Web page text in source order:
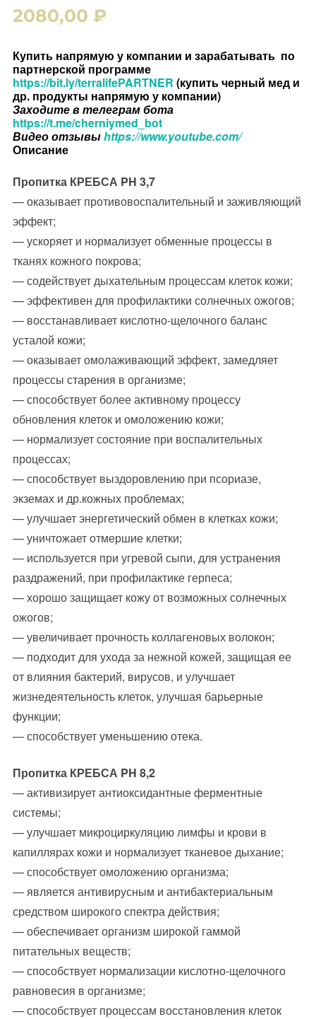
2080,00 ₽
Купить напрямую у компании и зарабатывать по
партнерской программе
https://bit.ly/terralifePARTNER (купить черный мед и
др. продукты напрямую у компании)
Заходите в телеграм бота
https://t.me/cherniymed_bot
Видео отзывыhttps://www.youtube.com/
Описание
Пропитка КРЕБСА PH 3,7
— оказывает противовоспалительный и заживляющий
эффект;
— ускоряет и нормализует обменные процессы в
тканях кожного покрова;
— содействует дыхательным процессам клеток кожи;
— эффективен для профилактики солнечных ожогов;
— восстанавливает кислотно-щелочного баланс
усталой кожи;
— оказывает омолаживающий эффект, замедляет
процессы старения в организме;
— способствует более активному процессу
обновления клеток и омоложению кожи;
— нормализует состояние при воспалительных
процессах;
— способствует выздоровлению при псориазе,
экземах и др.кожных проблемах;
— улучшает энергетический обмен в клетках кожи;
— уничтожает отмершие клетки;
— используется при угревой сыпи, для устранения
раздражений, при профилактике герпеса;
— хорошо защищает кожу от возможных солнечных
ожогов;
— увеличивает прочность коллагеновых волокон;
— подходит для ухода за нежной кожей, защищая ее
от влияния бактерий, вирусов, и улучшает
жизнедеятельность клеток, улучшая барьерные
функции;
— способствует уменьшению отека.
Пропитка КРЕБСА PH 8,2
— активизирует антиоксидантные ферментные
системы;
— улучшает микроциркуляцию лимфы и крови в
капиллярах кожи и нормализует тканевое дыхание;
— способствует омоложению организма;
— является антивирусным и антибактериальным
средством широкого спектра действия;
— обеспечивает организм широкой гаммой
питательных веществ;
— способствует нормализации кислотно-щелочного
равновесия в организме;
— способствует процессам восстановления клеток